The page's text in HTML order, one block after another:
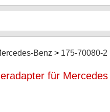
Benz 175-70080-2
für